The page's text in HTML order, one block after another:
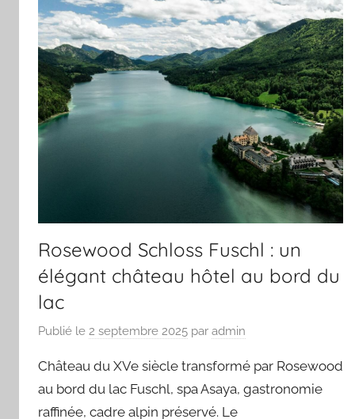
Rosewood Schloss Fuschl : un
élégant château hôtel au bord du
lac
Publié le 2 septembre 2025 par admin
Château du XVe siècle transformé par Rosewood
au bord du lac Fuschl, spa Asaya, gastronomie
raffinée, cadre alpin préservé. Le